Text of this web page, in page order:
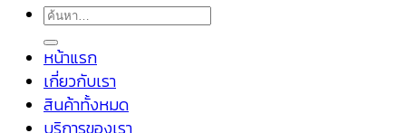
ค้นหา:
หน้าแรก
เกี่ยวกับเรา
สินค้าทั้งหมด